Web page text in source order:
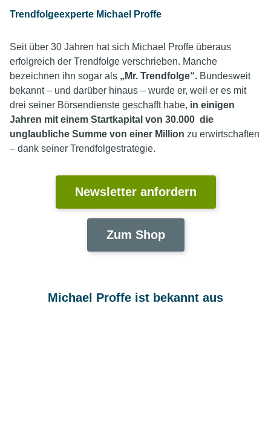
Trendfolgeexperte Michael Proffe
Seit über 30 Jahren hat sich Michael Proffe überaus
erfolgreich der Trendfolge verschrieben. Manche
bezeichnen ihn sogar als „Mr. Trendfolge“. Bundesweit
bekannt – und darüber hinaus – wurde er, weil er es mit
drei seiner Börsendienste geschafft habe, in einigen
Jahren mit einem Startkapital von 30.000 die
unglaubliche Summe von einer Million zu erwirtschaften
– dank seiner Trendfolgestrategie.
Newsletter anfordern
Zum Shop
Michael Proffe ist bekannt aus